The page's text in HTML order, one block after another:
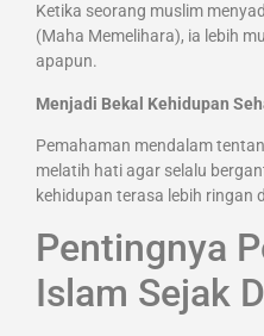
Ketika seorang muslim
(Maha Memelihara), ia lebih
apapun.
Menjadi Bekal Kehidupan
Pemahaman mendalam
melatih hati agar selalu
kehidupan terasa lebih ringan
Pentingnya
Islam Sejak